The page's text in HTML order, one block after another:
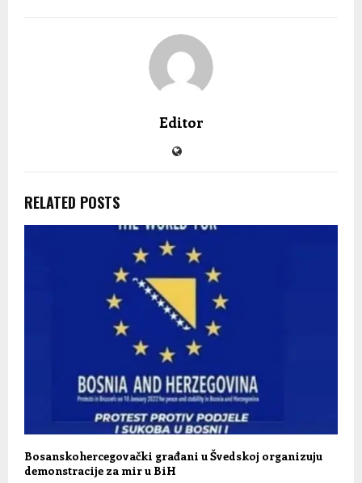
Editor
RELATED POSTS
Bosanskohercegovački građani u Švedskoj organizuju
demonstracije za mir u BiH